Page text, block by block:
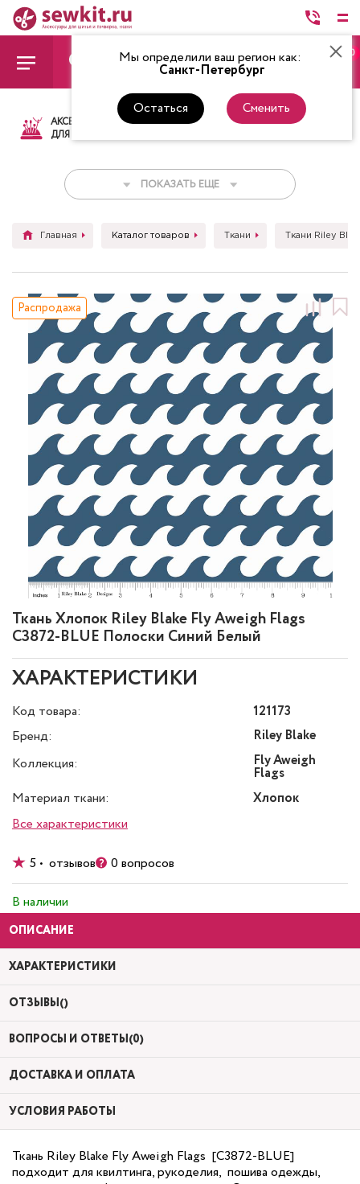
Мы определили ваш регион как:
Санкт-Петербург
Остаться Сменить
0
АКСЕССУАРЫ
ДЛЯ ШИТЬЯ
ТКАНИ НИТКИ
ПОКАЗАТЬ ЕЩЕ
Главная Каталог товаров Ткани Ткани Riley
Ткань Хлопок Riley Blake Fly Aweigh Flags
C3872-BLUE Полоски Синий Белый
Распродажа
ХАРАКТЕРИСТИКИ
Код товара:
121173
Бренд:
Riley Blake
Коллекция:
Fly Aweigh
Flags
Материал ткани:
Хлопок
Все характеристики
5 • отзывов 0 вопросов
В наличии
ОПИСАНИЕ
ХАРАКТЕРИСТИКИ
ОТЗЫВЫ()
ВОПРОСЫ И ОТВЕТЫ(0)
ДОСТАВКА И ОПЛАТА
УСЛОВИЯ РАБОТЫ
Ткань Riley Blake Fly Aweigh Flags [C3872-BLUE]
подходит для квилтинга, рукоделия, пошива одежды,